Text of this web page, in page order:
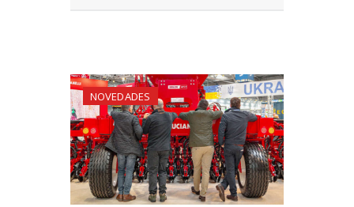
NOVEDADES